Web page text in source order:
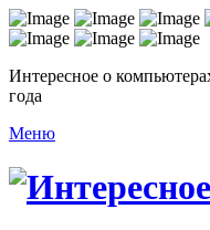
Интересное о
года
Меню